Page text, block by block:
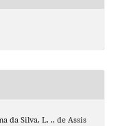
da Silva, L. ., de Assis